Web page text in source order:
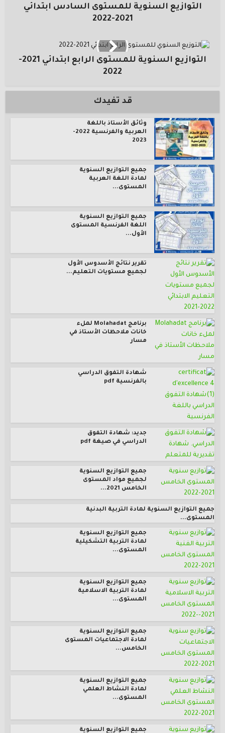
التوازيع السنوية للمستوى السادس ابتدائي
2021-2022
التوازيع السنوية للمستوى الرابع ابتدائي 2021-
2022
قد تفيدك
وثائق الأستاذ باللغة
العربية والفرنسية 2022-
2023
جميع التوازيع السنوية
لمادة اللغة العربية
المستوى...
جميع التوازيع السنوية
اللغة الفرنسية المستوى
الأول...
تقرير نتائج الأسدوس الأول
لجميع مستويات التعليم...
برنامج Molahadat لملء
خانات ملاحظات الأستاذ في
مسار
شهادة التفوق الدراسي
بالفرنسية pdf
جديد: شهادة التفوق
الدراسي في صيغة pdf
جميع التوازيع السنوية
لجميع مواد المستوى
الخامس 2021...
جميع التوازيع السنوية لمادة التربية البدنية
المستوى...
جميع التوازيع السنوية
لمادة التربية التشكيلية
المستوى...
جميع التوازيع السنوية
لمادة التربية الاسلامية
المستوى...
جميع التوازيع السنوية
لمادة الاجتماعيات المستوى
الخامس...
جميع التوازيع السنوية
لمادة النشاط العلمي
المستوى...
جميع التوازيع السنوية